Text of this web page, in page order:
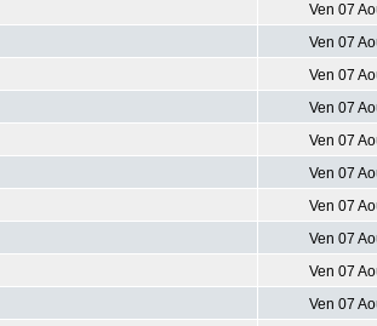
Ven 07
Ven 07
Ven 07
Ven 07
Ven 07
Ven 07
Ven 07
Ven 07
Ven 07
Ven 07